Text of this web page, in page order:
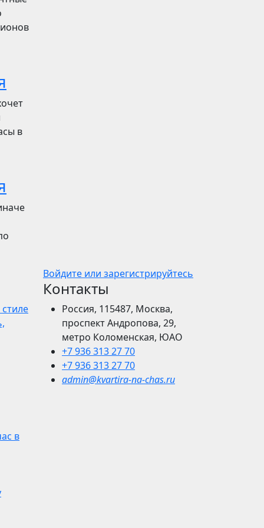
в
в
Войдите или зарегистрируйтесь
Контакты
Россия, 115487, Москва,
проспект Андропова, 29,
метро Коломенская, ЮАО
+7 936 313 27 70
+7 936 313 27 70
admin@kvartira-na-chas.ru